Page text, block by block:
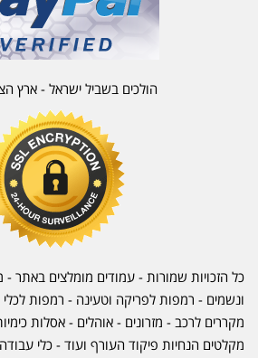
הולכים בשביל ישראל - ארץ
כל הזכויות שמורות - עמודים מומלצים באתר -
ונשמים - רמפות לפריקה וטעינה - רמפות
מקררים לרכב - מזרונים - אוהלים - אסלות
מקלטים הנחיות פיקוד העורף ועוד - כלי